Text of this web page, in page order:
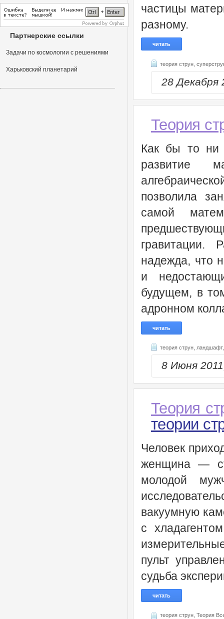
частицы
разному.
читать
теория струн,
28
Теория
Как бы то ни
развитие
позволила
самой
гравитации.
надежда, что
и
будущем, в
адронном
читать
теория струн,
8 Июня
Теория
теории
Человек
женщина —
молодой
вакуумную
с
пульт
судьба
читать
теория струн, Теория
Партнерские ссылки
Задачи по космологии с решениями
Харьковский планетарий